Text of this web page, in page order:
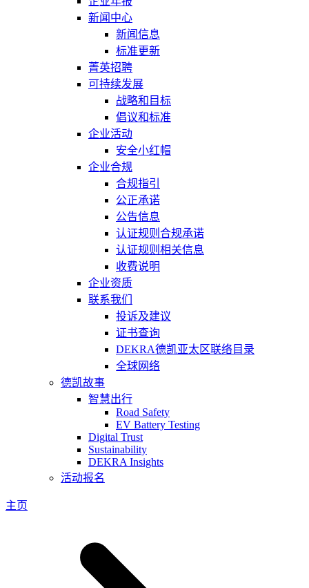
新闻中心
新闻信息
标准更新
菁英招聘
可持续发展
战略和目标
倡议和标准
企业活动
安全小红帽
企业合规
合规指引
公正承诺
公告信息
认证规则合规承诺
认证规则相关信息
收费说明
企业资质
联系我们
投诉及建议
证书查询
DEKRA德凯亚太区联络目录
全球网络
德凯故事
智慧出行
Road Safety
EV Battery Testing
Digital Trust
Sustainability
DEKRA Insights
活动报名
主页